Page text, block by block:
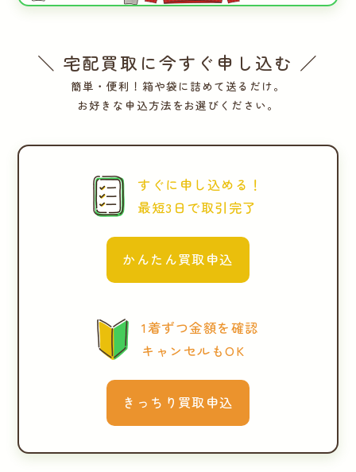
＼ 宅配買取に今すぐ申し込む ／
簡単・便利！箱や袋に詰めて送るだけ。
お好きな申込方法をお選びください。
すぐに申し込める！
最短3日で取引完了
かんたん買取申込
1着ずつ金額を確認
キャンセルもOK
きっちり買取申込